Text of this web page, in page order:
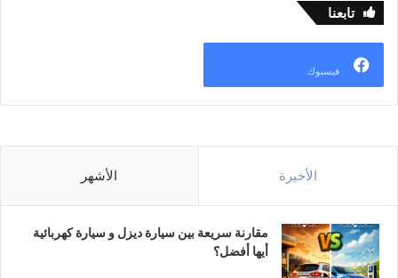
تابعنا
فيسبوك
الأخيرة الأشهر
مقارنة سريعة بين سيارة ديزل و سيارة كهربائية
أيها أفضل؟